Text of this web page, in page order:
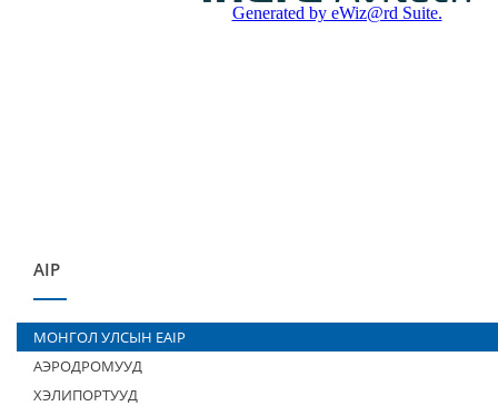
AIP
МОНГОЛ УЛСЫН EAIP
АЭРОДРОМУУД
ХЭЛИПОРТУУД